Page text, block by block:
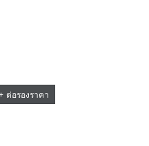
ต่อรองราคา